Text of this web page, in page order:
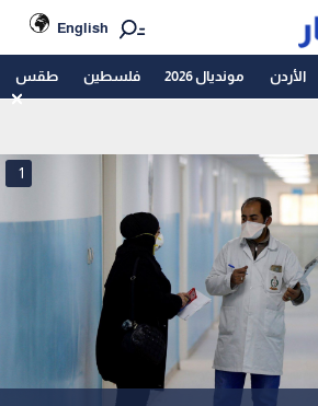
English
الأردن مونديال 2026 فلسطين طقس
1